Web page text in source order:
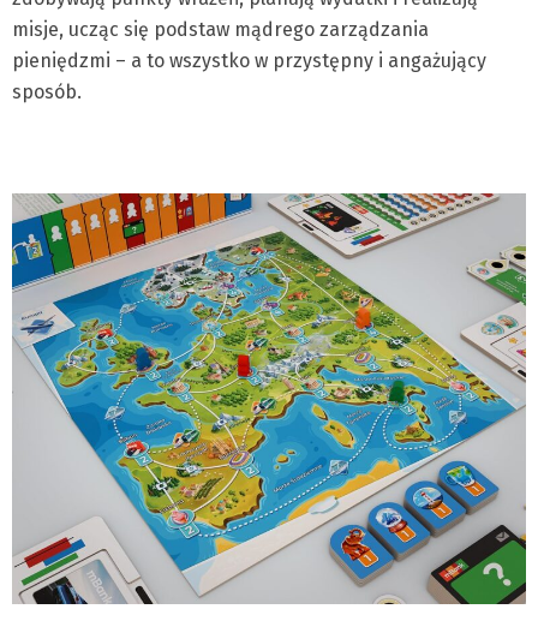
misje, ucząc się podstaw mądrego zarządzania
pieniędzmi – a to wszystko w przystępny i angażujący
sposób.